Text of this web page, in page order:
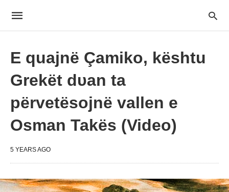
E quajnë Çamiko, kështu
Grekët dυan ta
përvetësojnë vallen e
Osman Takës (Video)
5 YEARS AGO